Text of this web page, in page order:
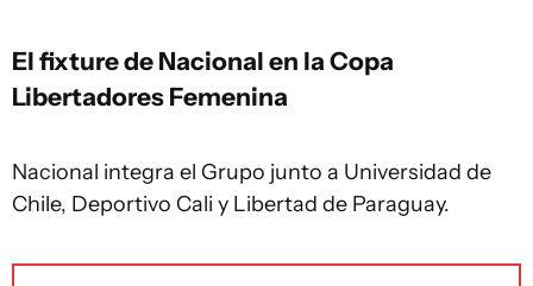
El fixture de Nacional en la Copa
Libertadores Femenina
Nacional integra el Grupo junto a Universidad de
Chile, Deportivo Cali y Libertad de Paraguay.